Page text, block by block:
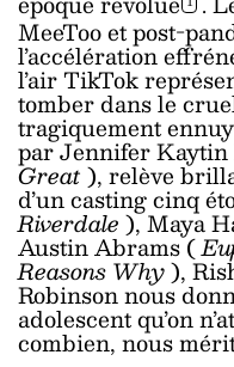
MeeToo et post-
l’accélération
l’air TikTok
tomber dans le
tragiquement
par Jennifer
Great), relève
d’un casting cinq
Riverdale), Maya
Austin Abrams (
Reasons Why),
Robinson nous
adolescent qu’on
combien, nous